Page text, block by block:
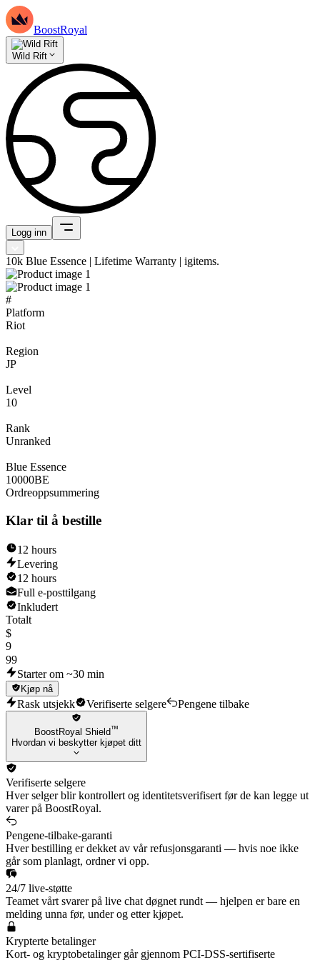
BoostRoyal
Wild Rift
Logg inn
10k Blue Essence | Lifetime Warranty | igitems.
#
Platform
Riot
Region
JP
Level
10
Rank
Unranked
Blue Essence
10000BE
Ordreoppsummering
Klar til å bestille
12 hours
Levering
12 hours
Full e-posttilgang
Inkludert
Totalt
$
9
99
Starter om ~30 min
Kjøp nå
Rask utsjekk Verifiserte selgere Pengene tilbake
BoostRoyal Shield™
Hvordan vi beskytter kjøpet ditt
Verifiserte selgere
Hver selger blir kontrollert og identitetsverifisert før de kan legge ut
varer på BoostRoyal.
Pengene-tilbake-garanti
Hver bestilling er dekket av vår refusjonsgaranti — hvis noe ikke
går som planlagt, ordner vi opp.
24/7 live-støtte
Teamet vårt svarer på live chat døgnet rundt — hjelpen er bare en
melding unna før, under og etter kjøpet.
Krypterte betalinger
Kort- og kryptobetalinger går gjennom PCI-DSS-sertifiserte